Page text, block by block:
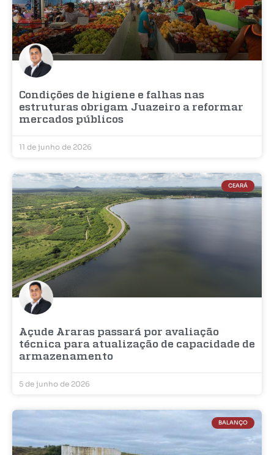
Condições de higiene e falhas nas
estruturas obrigam Juazeiro a reformar
mercados públicos
11 de junho de 2026
CEARÁ
Açude Araras passará por avaliação
técnica para atualização de capacidade de
armazenamento
5 de junho de 2026
BALANÇO